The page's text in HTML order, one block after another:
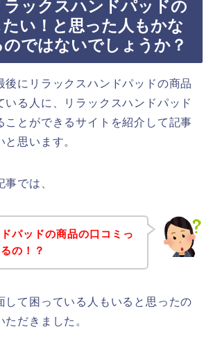
ックスハンドパッドの
い！と思った人もかな
のではないでしょうか？
後にリラックスハンドパッドの商品
いる人に、リラックスハンドパッド
ことができるサイトを紹介して記事
思います。
では、
パッドの商品の口コミっ
の！？
して困っている人もいると思ったの
だきました。